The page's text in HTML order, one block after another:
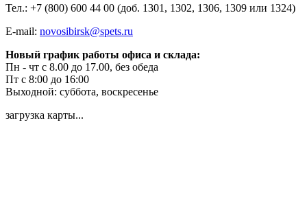
Тел.: +7 (800) 600 44 00 (доб. 1301, 1302, 1306, 1309 или 1324)
E-mail: novosibirsk@spets.ru
Новый график работы офиса и склада:
Пн - чт с 8.00 до 17.00, без обеда
Пт с 8:00 до 16:00
Выходной: суббота, воскресенье
загрузка карты...